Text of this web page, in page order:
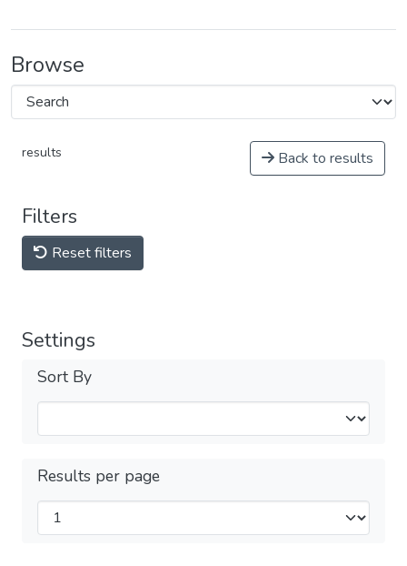
Browse
results Back to results
Filters
Reset filters
Settings
Sort By
Results per page